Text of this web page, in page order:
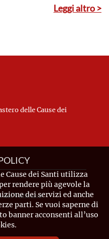
altari, è stata una
Leggi altro >
delle Cause dei
del Vaticano
Cause dei Santi utilizza
rendere più agevole la
dei servizi ed anche
parti. Se vuoi saperne di
banner acconsenti all’uso